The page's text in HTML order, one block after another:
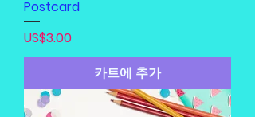
Postcard
가격
US$3.00
카트에 추가